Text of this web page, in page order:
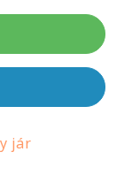
jár